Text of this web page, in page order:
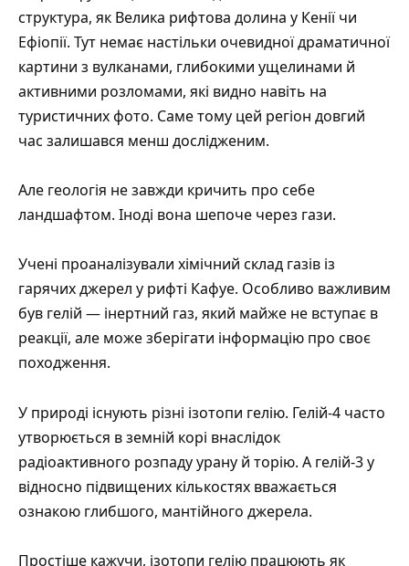
структура, як Велика рифтова долина у Кенії чи
Ефіопії. Тут немає настільки очевидної драматичної
картини з вулканами, глибокими ущелинами й
активними розломами, які видно навіть на
туристичних фото. Саме тому цей регіон довгий
час залишався менш дослідженим.
Але геологія не завжди кричить про себе
ландшафтом. Іноді вона шепоче через гази.
Учені проаналізували хімічний склад газів із
гарячих джерел у рифті Кафуе. Особливо важливим
був гелій — інертний газ, який майже не вступає в
реакції, але може зберігати інформацію про своє
походження.
У природі існують різні ізотопи гелію. Гелій-4 часто
утворюється в земній корі внаслідок
радіоактивного розпаду урану й торію. А гелій-3 у
відносно підвищених кількостях вважається
ознакою глибшого, мантійного джерела.
Простіше кажучи, ізотопи гелію працюють як